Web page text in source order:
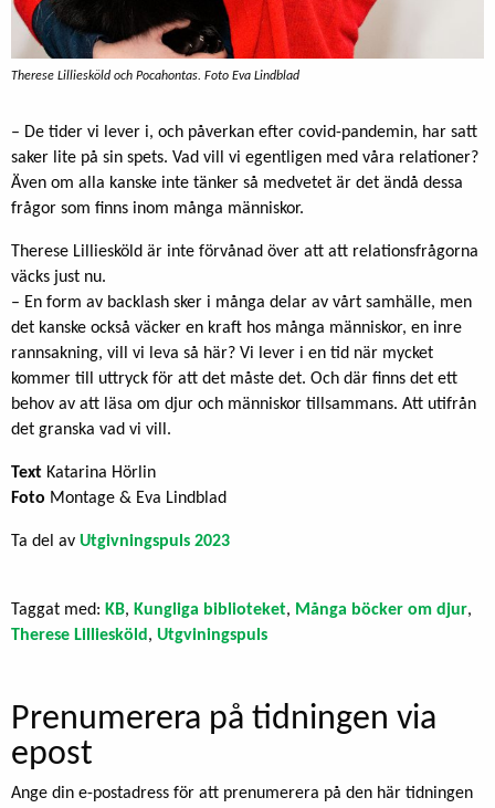
Therese Lilliesköld och Pocahontas. Foto Eva Lindblad
– De tider vi lever i, och påverkan efter covid-pandemin, har satt
saker lite på sin spets. Vad vill vi egentligen med våra relationer?
Även om alla kanske inte tänker så medvetet är det ändå dessa
frågor som finns inom många människor.
Therese Lilliesköld är inte förvånad över att att relationsfrågorna
väcks just nu.
– En form av backlash sker i många delar av vårt samhälle, men
det kanske också väcker en kraft hos många människor, en inre
rannsakning, vill vi leva så här? Vi lever i en tid när mycket
kommer till uttryck för att det måste det. Och där finns det ett
behov av att läsa om djur och människor tillsammans. Att utifrån
det granska vad vi vill.
Text Katarina Hörlin
Foto Montage & Eva Lindblad
Ta del av Utgivningspuls 2023
Taggat med: KB, Kungliga biblioteket, Många böcker om djur,
Therese Lilliesköld , Utgviningspuls
Prenumerera på tidningen via
epost
Ange din e-postadress för att prenumerera på den här tidningen